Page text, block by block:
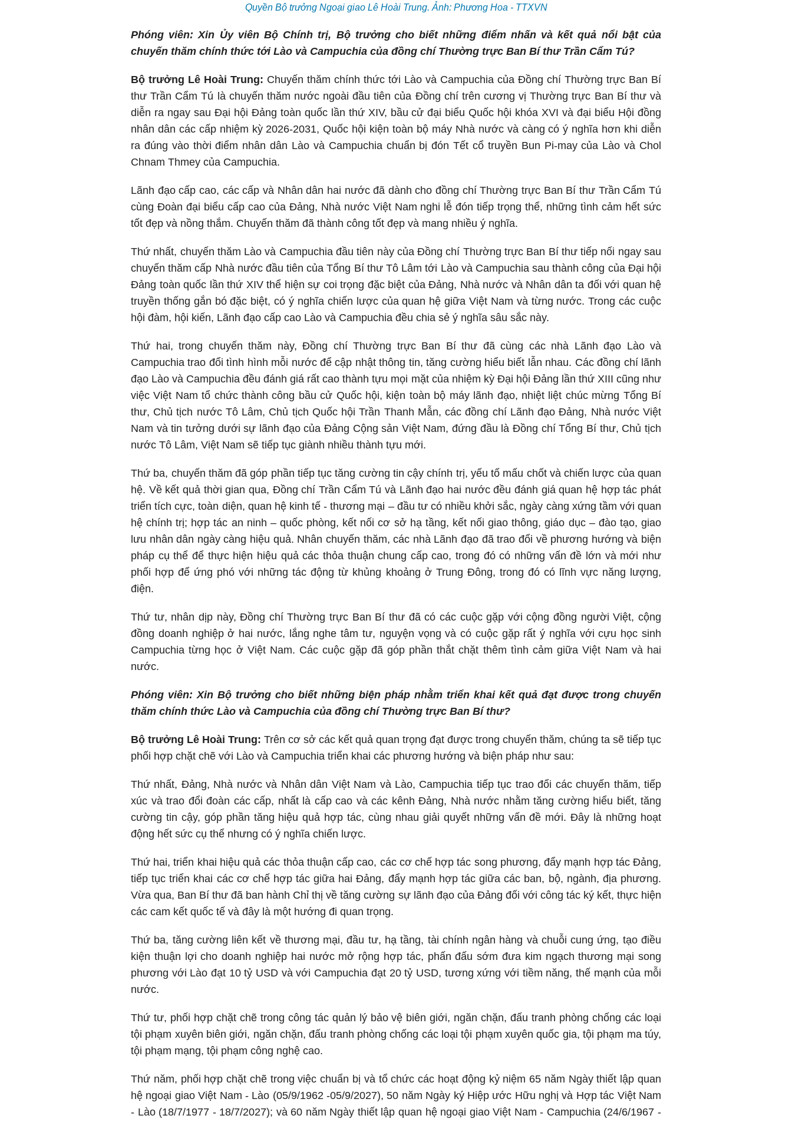
Quyền Bộ trưởng Ngoại giao Lê Hoài Trung. Ảnh: Phương Hoa - TTXVN
Phóng viên: Xin Ủy viên Bộ Chính trị, Bộ trưởng cho biết những điểm nhấn và kết quả nổi bật của
chuyến thăm chính thức tới Lào và Campuchia của đồng chí Thường trực Ban Bí thư Trần Cẩm Tú?
Bộ trưởng Lê Hoài Trung: Chuyến thăm chính thức tới Lào và Campuchia của Đồng chí Thường trực Ban Bí
thư Trần Cẩm Tú là chuyến thăm nước ngoài đầu tiên của Đồng chí trên cương vị Thường trực Ban Bí thư và
diễn ra ngay sau Đại hội Đảng toàn quốc lần thứ XIV, bầu cử đại biểu Quốc hội khóa XVI và đại biểu Hội đồng
nhân dân các cấp nhiệm kỳ 2026-2031, Quốc hội kiện toàn bộ máy Nhà nước và càng có ý nghĩa hơn khi diễn
ra đúng vào thời điểm nhân dân Lào và Campuchia chuẩn bị đón Tết cổ truyền Bun Pi-may của Lào và Chol
Chnam Thmey của Campuchia.
Lãnh đạo cấp cao, các cấp và Nhân dân hai nước đã dành cho đồng chí Thường trực Ban Bí thư Trần Cẩm Tú
cùng Đoàn đại biểu cấp cao của Đảng, Nhà nước Việt Nam nghi lễ đón tiếp trọng thể, những tình cảm hết sức
tốt đẹp và nồng thắm. Chuyến thăm đã thành công tốt đẹp và mang nhiều ý nghĩa.
Thứ nhất, chuyến thăm Lào và Campuchia đầu tiên này của Đồng chí Thường trực Ban Bí thư tiếp nối ngay sau
chuyến thăm cấp Nhà nước đầu tiên của Tổng Bí thư Tô Lâm tới Lào và Campuchia sau thành công của Đại hội
Đảng toàn quốc lần thứ XIV thể hiện sự coi trọng đặc biệt của Đảng, Nhà nước và Nhân dân ta đối với quan hệ
truyền thống gắn bó đặc biệt, có ý nghĩa chiến lược của quan hệ giữa Việt Nam và từng nước. Trong các cuộc
hội đàm, hội kiến, Lãnh đạo cấp cao Lào và Campuchia đều chia sẻ ý nghĩa sâu sắc này.
Thứ hai, trong chuyến thăm này, Đồng chí Thường trực Ban Bí thư đã cùng các nhà Lãnh đạo Lào và
Campuchia trao đổi tình hình mỗi nước để cập nhật thông tin, tăng cường hiểu biết lẫn nhau. Các đồng chí lãnh
đạo Lào và Campuchia đều đánh giá rất cao thành tựu mọi mặt của nhiệm kỳ Đại hội Đảng lần thứ XIII cũng như
việc Việt Nam tổ chức thành công bầu cử Quốc hội, kiện toàn bộ máy lãnh đạo, nhiệt liệt chúc mừng Tổng Bí
thư, Chủ tịch nước Tô Lâm, Chủ tịch Quốc hội Trần Thanh Mẫn, các đồng chí Lãnh đạo Đảng, Nhà nước Việt
Nam và tin tưởng dưới sự lãnh đạo của Đảng Cộng sản Việt Nam, đứng đầu là Đồng chí Tổng Bí thư, Chủ tịch
nước Tô Lâm, Việt Nam sẽ tiếp tục giành nhiều thành tựu mới.
Thứ ba, chuyến thăm đã góp phần tiếp tục tăng cường tin cậy chính trị, yếu tố mấu chốt và chiến lược của quan
hệ. Về kết quả thời gian qua, Đồng chí Trần Cẩm Tú và Lãnh đạo hai nước đều đánh giá quan hệ hợp tác phát
triển tích cực, toàn diện, quan hệ kinh tế - thương mại – đầu tư có nhiều khởi sắc, ngày càng xứng tầm với quan
hệ chính trị; hợp tác an ninh – quốc phòng, kết nối cơ sở hạ tầng, kết nối giao thông, giáo dục – đào tạo, giao
lưu nhân dân ngày càng hiệu quả. Nhân chuyến thăm, các nhà Lãnh đạo đã trao đổi về phương hướng và biện
pháp cụ thể để thực hiện hiệu quả các thỏa thuận chung cấp cao, trong đó có những vấn đề lớn và mới như
phối hợp để ứng phó với những tác động từ khủng khoảng ở Trung Đông, trong đó có lĩnh vực năng lượng,
điện.
Thứ tư, nhân dịp này, Đồng chí Thường trực Ban Bí thư đã có các cuộc gặp với cộng đồng người Việt, cộng
đồng doanh nghiệp ở hai nước, lắng nghe tâm tư, nguyện vọng và có cuộc gặp rất ý nghĩa với cựu học sinh
Campuchia từng học ở Việt Nam. Các cuộc gặp đã góp phần thắt chặt thêm tình cảm giữa Việt Nam và hai
nước.
Phóng viên: Xin Bộ trưởng cho biết những biện pháp nhằm triển khai kết quả đạt được trong chuyến
thăm chính thức Lào và Campuchia của đồng chí Thường trực Ban Bí thư?
Bộ trưởng Lê Hoài Trung: Trên cơ sở các kết quả quan trọng đạt được trong chuyến thăm, chúng ta sẽ tiếp tục
phối hợp chặt chẽ với Lào và Campuchia triển khai các phương hướng và biện pháp như sau:
Thứ nhất, Đảng, Nhà nước và Nhân dân Việt Nam và Lào, Campuchia tiếp tục trao đổi các chuyến thăm, tiếp
xúc và trao đổi đoàn các cấp, nhất là cấp cao và các kênh Đảng, Nhà nước nhằm tăng cường hiểu biết, tăng
cường tin cậy, góp phần tăng hiệu quả hợp tác, cùng nhau giải quyết những vấn đề mới. Đây là những hoạt
động hết sức cụ thể nhưng có ý nghĩa chiến lược.
Thứ hai, triển khai hiệu quả các thỏa thuận cấp cao, các cơ chế hợp tác song phương, đẩy mạnh hợp tác Đảng,
tiếp tục triển khai các cơ chế hợp tác giữa hai Đảng, đẩy mạnh hợp tác giữa các ban, bộ, ngành, địa phương.
Vừa qua, Ban Bí thư đã ban hành Chỉ thị về tăng cường sự lãnh đạo của Đảng đối với công tác ký kết, thực hiện
các cam kết quốc tế và đây là một hướng đi quan trọng.
Thứ ba, tăng cường liên kết về thương mại, đầu tư, hạ tầng, tài chính ngân hàng và chuỗi cung ứng, tạo điều
kiện thuận lợi cho doanh nghiệp hai nước mở rộng hợp tác, phấn đấu sớm đưa kim ngạch thương mại song
phương với Lào đạt 10 tỷ USD và với Campuchia đạt 20 tỷ USD, tương xứng với tiềm năng, thế mạnh của mỗi
nước.
Thứ tư, phối hợp chặt chẽ trong công tác quản lý bảo vệ biên giới, ngăn chặn, đấu tranh phòng chống các loại
tội phạm xuyên biên giới, ngăn chặn, đấu tranh phòng chống các loại tội phạm xuyên quốc gia, tội phạm ma túy,
tội phạm mạng, tội phạm công nghệ cao.
Thứ năm, phối hợp chặt chẽ trong việc chuẩn bị và tổ chức các hoạt động kỷ niệm 65 năm Ngày thiết lập quan
hệ ngoại giao Việt Nam - Lào (05/9/1962 -05/9/2027), 50 năm Ngày ký Hiệp ước Hữu nghị và Hợp tác Việt Nam
- Lào (18/7/1977 - 18/7/2027); và 60 năm Ngày thiết lập quan hệ ngoại giao Việt Nam - Campuchia (24/6/1967 -